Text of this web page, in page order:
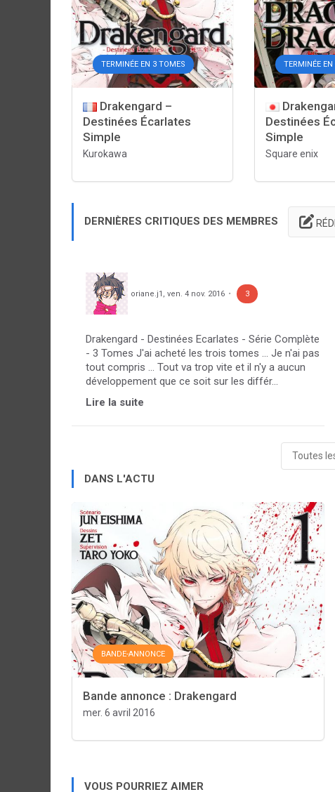
TERMINÉE EN 3 TOMES
Drakengard –
Destinées Écarlates
Simple
Kurokawa
TERMINÉE
Destinées
Simple
Square enix
DERNIÈRES CRITIQUES DES MEMBRES
oriane.j1 , ven. 4 nov. 2016 3
Drakengard - Destinées Ecarlates - Série Complète
- 3 Tomes J'ai acheté les trois tomes ... Je n'ai pas
tout compris ... Tout va trop vite et il n'y a aucun
développement que ce soit sur les différ...
Lire la suite
Toutes
DANS L'ACTU
BANDE-ANNONCE
Bande annonce : Drakengard
mer. 6 avril 2016
VOUS POURRIEZ AIMER